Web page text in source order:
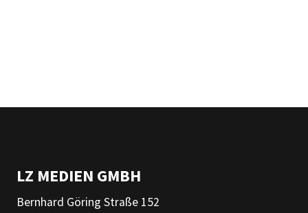
LZ MEDIEN GMBH
Bernhard Göring Straße 152